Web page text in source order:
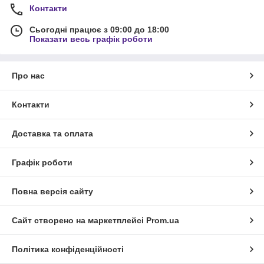
Контакти
Сьогодні працює з 09:00 до 18:00
Показати весь графік роботи
Про нас
Контакти
Доставка та оплата
Графік роботи
Повна версія сайту
Сайт створено на маркетплейсі Prom.ua
Політика конфіденційності